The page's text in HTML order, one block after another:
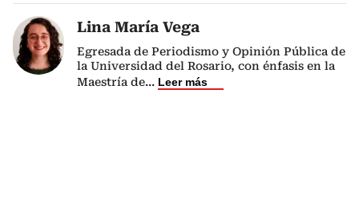
Lina María Vega
Egresada de Periodismo y Opinión Pública de
la Universidad del Rosario, con énfasis en la
Maestría de... Leer más